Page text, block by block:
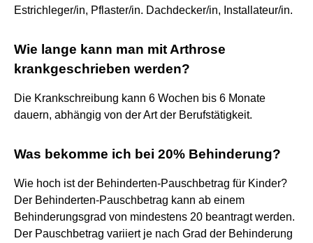
Estrichleger/in, Pflaster/in. Dachdecker/in, Installateur/in.
Wie lange kann man mit Arthrose
krankgeschrieben werden?
Die Krankschreibung kann 6 Wochen bis 6 Monate
dauern, abhängig von der Art der Berufstätigkeit.
Was bekomme ich bei 20% Behinderung?
Wie hoch ist der Behinderten-Pauschbetrag für Kinder?
Der Behinderten-Pauschbetrag kann ab einem
Behinderungsgrad von mindestens 20 beantragt werden.
Der Pauschbetrag variiert je nach Grad der Behinderung